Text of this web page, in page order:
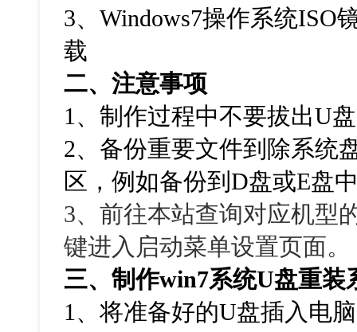
3、Windows7操作系统ISO
载
二、注意事项
1、制作过程中不要拔出U
2、备份重要文件到除系统
区，例如备份到D盘或E盘
3、前往本站查询对应机型
键进入启动菜单设置页面。
三、制作win7系统U盘重装
1 、将准备好的U盘插入电